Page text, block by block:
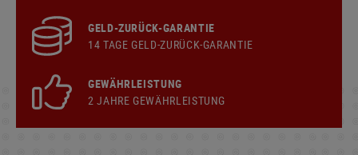
GELD-ZURÜCK-GARANTIE
14 TAGE GELD-ZURÜCK-GARANTIE
GEWÄHRLEISTUNG
2 JAHRE GEWÄHRLEISTUNG